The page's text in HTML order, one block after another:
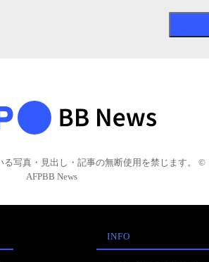
る写真・見出し・記事の無断使用を禁じます。 ©
AFPBB News
INFO